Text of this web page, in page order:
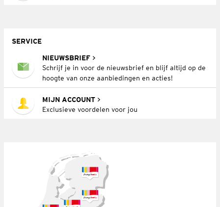
SERVICE
NIEUWSBRIEF
Schrijf je in voor de nieuwsbrief en blijf altijd op de
hoogte van onze aanbiedingen en acties!
MIJN ACCOUNT
Exclusieve voordelen voor jou